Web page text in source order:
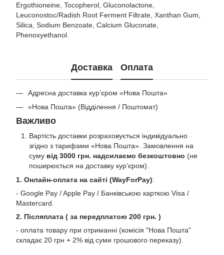
Ergothioneine, Tocopherol, Gluconolactone,
Leuconostoc/Radish Root Ferment Filtrate, Xanthan Gum,
Silica, Sodium Benzoate, Calcium Gluconate,
Phenoxyethanol.
Доставка Оплата
Адресна доставка кур’єром «Нова Пошта»
«Нова Пошта» (Відділення / Поштомат)
Важливо
Вартість доставки розраховується індивідуально
згідно з тарифами «Нова Пошта». Замовлення на
суму від 3000 грн. надсилаємо безкоштовно (не
поширюється на доставку курʼєром).
1. Онлайн-оплата на сайті (WayForPay):
- Google Pay / Apple Pay / Банківською карткою Visa /
Mastercard.
2. Післяплата ( за передплатою 200 грн. )
- оплата товару при отриманні (комісія "Нова Пошта"
складає 20 грн + 2% від суми грошового переказу).